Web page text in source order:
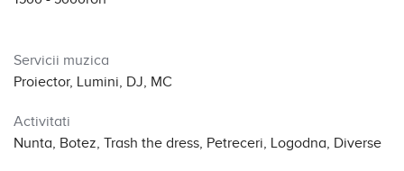
Servicii muzica
Proiector, Lumini, DJ, MC
Activitati
Nunta, Botez, Trash the dress, Petreceri, Logodna, Diverse